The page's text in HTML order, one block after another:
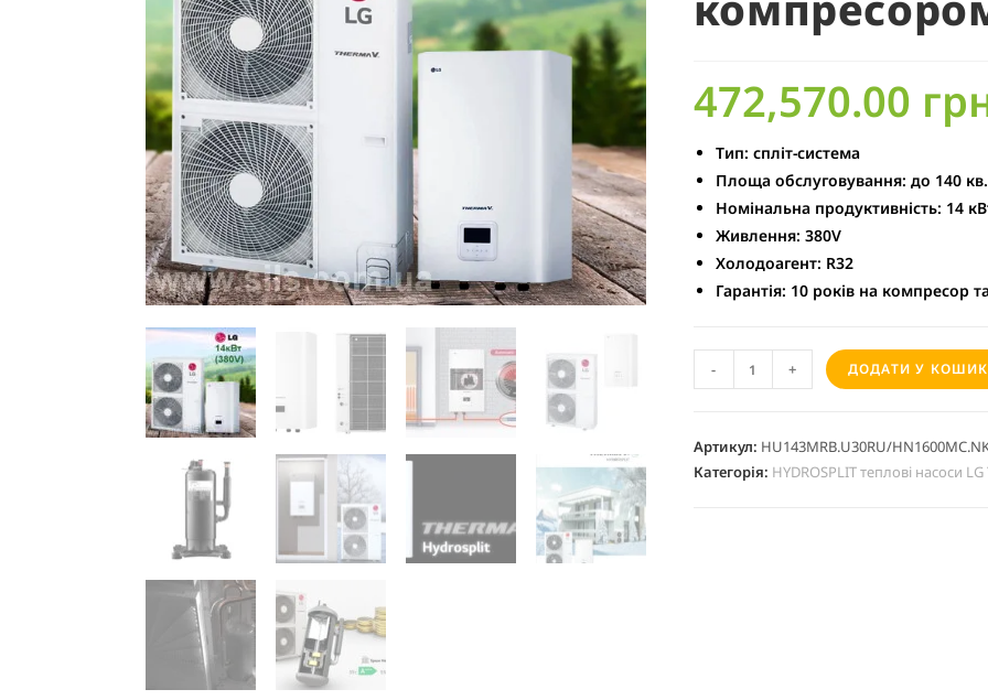
472,570.00
Тип: спліт-система
Площа обслуговування: до 140
Номінальна продуктивність: 14
Живлення: 380V
Холодоагент: R32
Гарантія: 10 років на компресор
- + ДОДАТИ У КОШИК
Артикул: HU143MRB.U30RU/
Категорія: HYDROSPLIT теплові насоси